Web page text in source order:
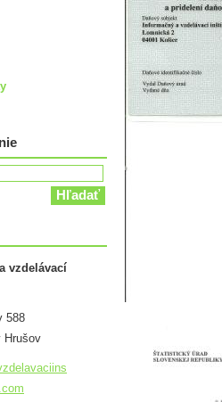
vzdelávací
588
Hrušov
avaciins